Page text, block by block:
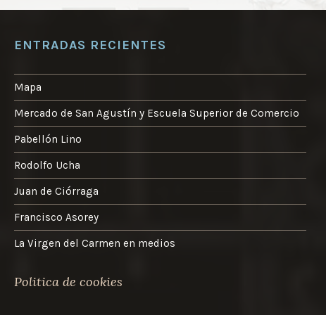
ENTRADAS RECIENTES
Mapa
Mercado de San Agustín y Escuela Superior de Comercio
Pabellón Lino
Rodolfo Ucha
Juan de Ciórraga
Francisco Asorey
La Virgen del Carmen en medios
Politica de cookies